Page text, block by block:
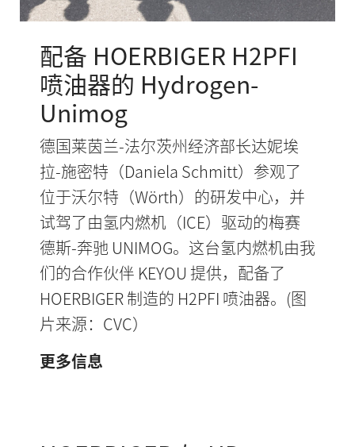
配备 HOERBIGER H2PFI
喷油器的 Hydrogen-
Unimog
德国莱茵兰-法尔茨州经济部长达妮埃
拉-施密特（Daniela Schmitt）参观了
位于沃尔特（Wörth）的研发中心，并
试驾了由氢内燃机（ICE）驱动的梅赛
德斯-奔驰 UNIMOG。这台氢内燃机由我
们的合作伙伴 KEYOU 提供，配备了
HOERBIGER 制造的 H2PFI 喷油器。(图
片来源：CVC）
更多信息